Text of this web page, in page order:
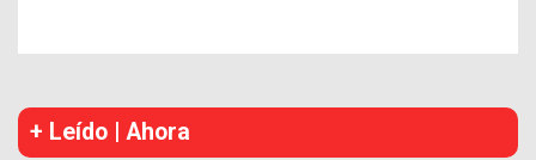
+ Leído | Ahora